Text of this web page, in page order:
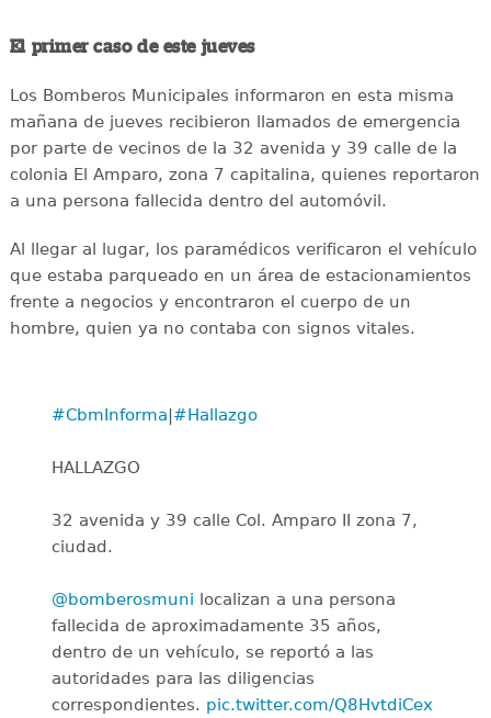
El primer caso de este jueves
Los Bomberos Municipales informaron en esta misma
mañana de jueves recibieron llamados de emergencia
por parte de vecinos de la 32 avenida y 39 calle de la
colonia El Amparo, zona 7 capitalina, quienes reportaron
a una persona fallecida dentro del automóvil.
Al llegar al lugar, los paramédicos verificaron el vehículo
que estaba parqueado en un área de estacionamientos
frente a negocios y encontraron el cuerpo de un
hombre, quien ya no contaba con signos vitales.
#CbmInforma|#Hallazgo
HALLAZGO
32 avenida y 39 calle Col. Amparo II zona 7,
ciudad.
@bomberosmuni localizan a una persona
fallecida de aproximadamente 35 años,
dentro de un vehículo, se reportó a las
autoridades para las diligencias
correspondientes. pic.twitter.com/Q8HvtdiCex